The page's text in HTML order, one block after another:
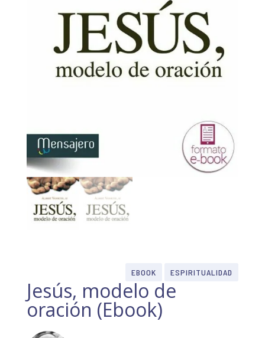
EBOOK ESPIRITUALIDAD
Jesús, modelo de
oración (Ebook)